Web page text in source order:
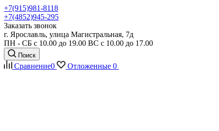
+7(915)981-8118
+7(4852)945-295
Заказать звонок
г. Ярославль, улица Магистральная, 7д
ПН - СБ с 10.00 до 19.00 ВС с 10.00 до 17.00
Поиск
Сравнение0 Отложенные 0